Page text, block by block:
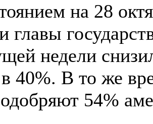
на 28
главы
недели
40%. В то же
54%